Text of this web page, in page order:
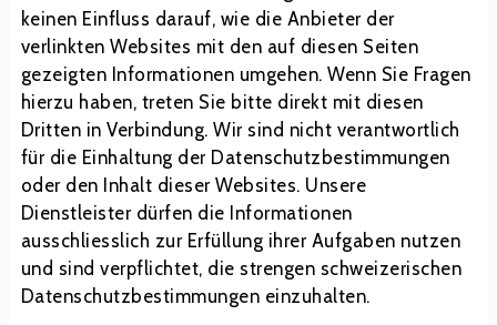
keinen Einfluss darauf, wie die Anbieter der
verlinkten Websites mit den auf diesen Seiten
gezeigten Informationen umgehen. Wenn Sie Fragen
hierzu haben, treten Sie bitte direkt mit diesen
Dritten in Verbindung. Wir sind nicht verantwortlich
für die Einhaltung der Datenschutzbestimmungen
oder den Inhalt dieser Websites. Unsere
Dienstleister dürfen die Informationen
ausschliesslich zur Erfüllung ihrer Aufgaben nutzen
und sind verpflichtet, die strengen schweizerischen
Datenschutzbestimmungen einzuhalten.